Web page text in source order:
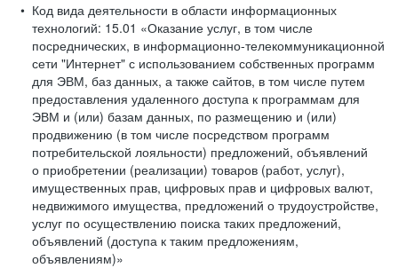
Код вида деятельности в области информационных
технологий: 15.01 «Оказание услуг, в том числе
посреднических, в информационно-телекоммуникационной
сети "Интернет" с использованием собственных программ
для ЭВМ, баз данных, а также сайтов, в том числе путем
предоставления удаленного доступа к программам для
ЭВМ и (или) базам данных, по размещению и (или)
продвижению (в том числе посредством программ
потребительской лояльности) предложений, объявлений
о приобретении (реализации) товаров (работ, услуг),
имущественных прав, цифровых прав и цифровых валют,
недвижимого имущества, предложений о трудоустройстве,
услуг по осуществлению поиска таких предложений,
объявлений (доступа к таким предложениям,
объявлениям)»